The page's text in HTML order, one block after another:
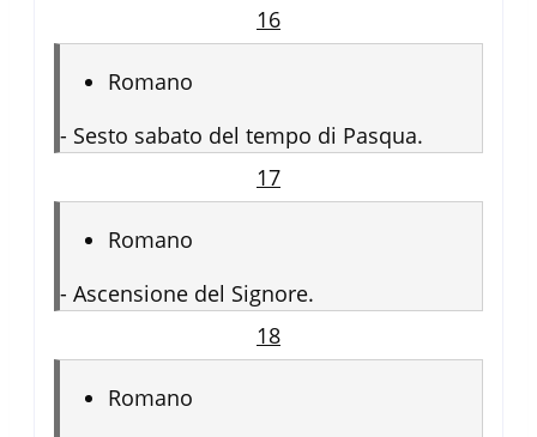
16
Romano
- Sesto sabato del tempo di Pasqua.
17
Romano
- Ascensione del Signore.
18
Romano